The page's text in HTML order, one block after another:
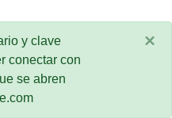
y clave
conectar con
se abren
×